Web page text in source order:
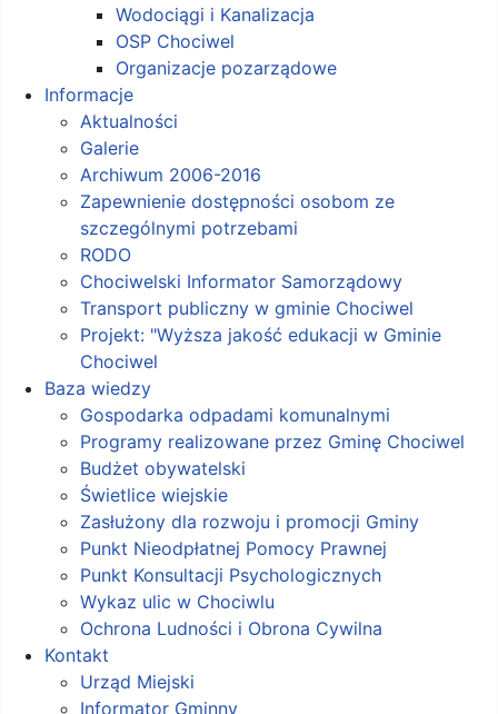
Wodociągi i Kanalizacja
OSP Chociwel
Organizacje pozarządowe
Informacje
Aktualności
Galerie
Archiwum 2006-2016
Zapewnienie dostępności osobom ze
szczególnymi potrzebami
RODO
Chociwelski Informator Samorządowy
Transport publiczny w gminie Chociwel
Projekt: "Wyższa jakość edukacji w Gminie
Chociwel
Baza wiedzy
Gospodarka odpadami komunalnymi
Programy realizowane przez Gminę Chociwel
Budżet obywatelski
Świetlice wiejskie
Zasłużony dla rozwoju i promocji Gminy
Punkt Nieodpłatnej Pomocy Prawnej
Punkt Konsultacji Psychologicznych
Wykaz ulic w Chociwlu
Ochrona Ludności i Obrona Cywilna
Kontakt
Urząd Miejski
Informator Gminny